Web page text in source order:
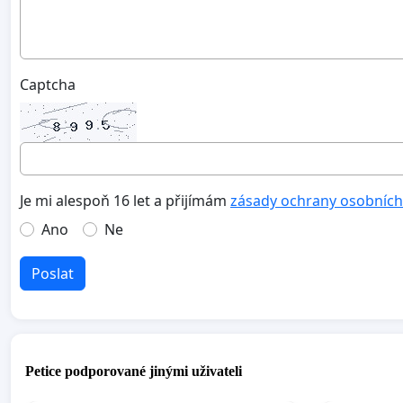
Captcha
Je mi alespoň 16 let a přijímám zásady ochrany
Ano
Ne
Poslat
Petice podporované jinými uživateli